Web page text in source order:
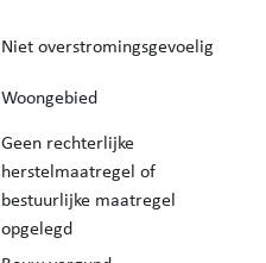
Niet overstromingsgevoelig
Woongebied
Geen rechterlijke
herstelmaatregel of
bestuurlijke maatregel
opgelegd